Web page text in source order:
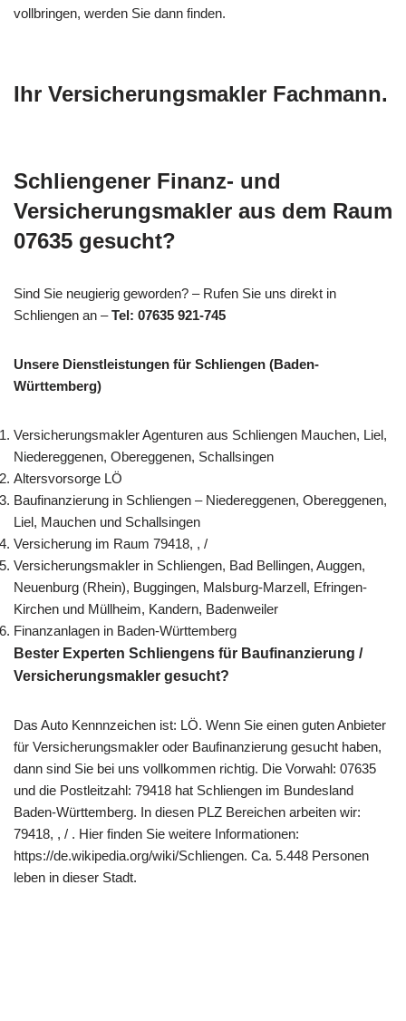
vollbringen, werden Sie dann finden.
Ihr Versicherungsmakler Fachmann.
Schliengener Finanz- und
Versicherungsmakler aus dem Raum
07635 gesucht?
Sind Sie neugierig geworden? – Rufen Sie uns direkt in
Schliengen an –Tel: 07635 921-745
Unsere Dienstleistungen für Schliengen (Baden-
Württemberg)
Versicherungsmakler Agenturen aus Schliengen Mauchen, Liel,
Niedereggenen, Obereggenen, Schallsingen
Altersvorsorge LÖ
Baufinanzierung in Schliengen – Niedereggenen, Obereggenen,
Liel, Mauchen und Schallsingen
Versicherung im Raum 79418, , /
Versicherungsmakler in Schliengen, Bad Bellingen, Auggen,
Neuenburg (Rhein), Buggingen, Malsburg-Marzell, Efringen-
Kirchen und Müllheim, Kandern, Badenweiler
Finanzanlagen in Baden-Württemberg
Bester Experten Schliengens für Baufinanzierung /
Versicherungsmakler gesucht?
Das Auto Kennnzeichen ist: LÖ. Wenn Sie einen guten Anbieter
für Versicherungsmakler oder Baufinanzierung gesucht haben,
dann sind Sie bei uns vollkommen richtig. Die Vorwahl: 07635
und die Postleitzahl: 79418 hat Schliengen im Bundesland
Baden-Württemberg. In diesen PLZ Bereichen arbeiten wir:
79418, , / . Hier finden Sie weitere Informationen:
https://de.wikipedia.org/wiki/Schliengen. Ca. 5.448 Personen
leben in dieser Stadt.